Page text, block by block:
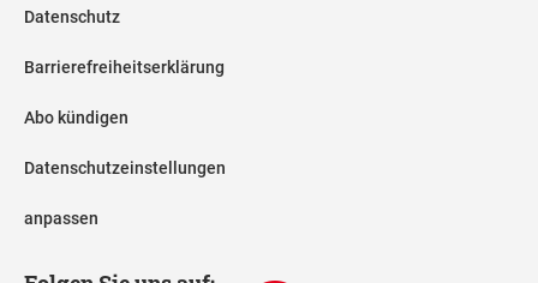
Datenschutz
Barrierefreiheitserklärung
Abo kündigen
Datenschutzeinstellungen
anpassen